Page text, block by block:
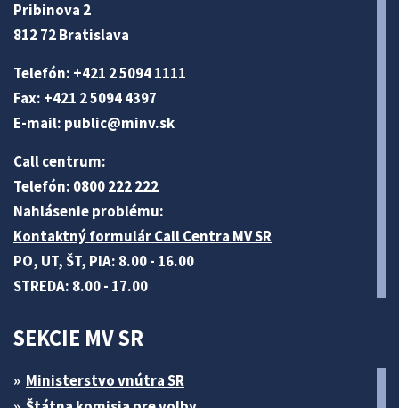
Pribinova 2
812 72 Bratislava
Telefón: +421 2 5094 1111
Fax: +421 2 5094 4397
E-mail: public@minv.sk
Call centrum:
Telefón: 0800 222 222
Nahlásenie problému:
Kontaktný formulár Call Centra MV SR
PO, UT, ŠT, PIA: 8.00 - 16.00
STREDA: 8.00 - 17.00
SEKCIE MV SR
Ministerstvo vnútra SR